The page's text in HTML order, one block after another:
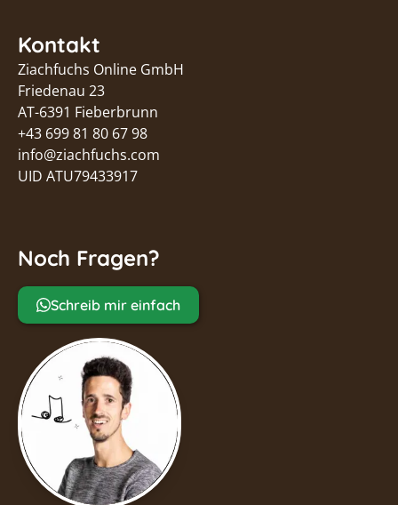
Kontakt
Ziachfuchs Online GmbH
Friedenau 23
AT-6391 Fieberbrunn
+43 699 81 80 67 98
info@ziachfuchs.com
UID ATU79433917
Noch Fragen?
Schreib mir einfach